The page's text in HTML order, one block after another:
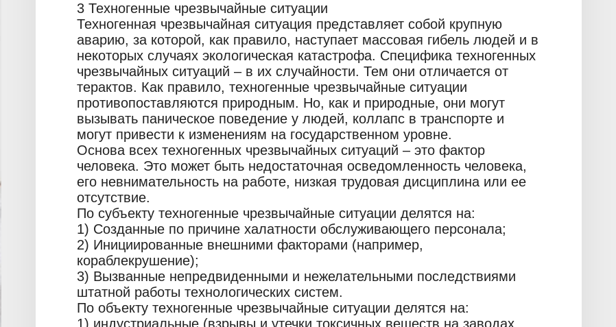
3 Техногенные чрезвычайные ситуации
Техногенная чрезвычайная ситуация представляет собой крупную
аварию, за которой, как правило, наступает массовая гибель людей и в
некоторых случаях экологическая катастрофа. Специфика техногенных
чрезвычайных ситуаций – в их случайности. Тем они отличается от
терактов. Как правило, техногенные чрезвычайные ситуации
противопоставляются природным. Но, как и природные, они могут
вызывать паническое поведение у людей, коллапс в транспорте и
могут привести к изменениям на государственном уровне.
Основа всех техногенных чрезвычайных ситуаций – это фактор
человека. Это может быть недостаточная осведомленность человека,
его невнимательность на работе, низкая трудовая дисциплина или ее
отсутствие.
По субъекту техногенные чрезвычайные ситуации делятся на:
1) Созданные по причине халатности обслуживающего персонала;
2) Инициированные внешними факторами (например,
кораблекрушение);
3) Вызванные непредвиденными и нежелательными последствиями
штатной работы технологических систем.
По объекту техногенные чрезвычайные ситуации делятся на:
1) индустриальные (взрывы и утечки токсичных веществ на заводах